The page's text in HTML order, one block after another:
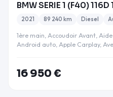
2021 89 240 km Diesel
1ère main, Accoudoir Avant,
Android auto, Apple Carplay,
16 950 €